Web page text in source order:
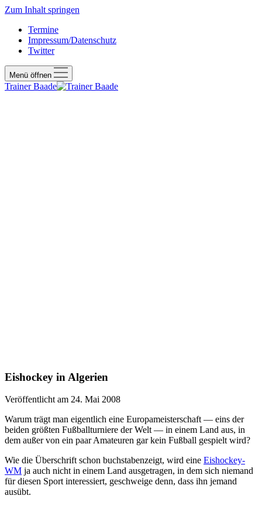
Zum Inhalt springen
Termine
Impressum/Datenschutz
Twitter
Menü öffnen
Trainer Baade
Eishockey in Algerien
Veröffentlicht am 24. Mai 2008
Warum trägt man eigentlich eine Europameisterschaft — eins der
beiden größten Fußballturniere der Welt — in einem Land aus, in
dem außer von ein paar Amateuren gar kein Fußball gespielt wird?
Wie die Überschrift schon buchstabenzeigt, wird eine Eishockey-
WM ja auch nicht in einem Land ausgetragen, in dem sich niemand
für diesen Sport interessiert, geschweige denn, dass ihn jemand
ausübt.